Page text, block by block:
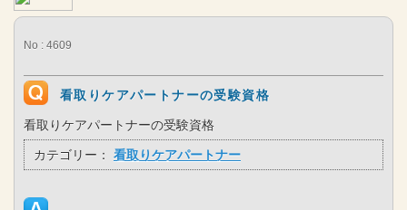
No : 4609
看取りケアパートナーの受験資格
看取りケアパートナーの受験資格
カテゴリー： 看取りケアパートナー